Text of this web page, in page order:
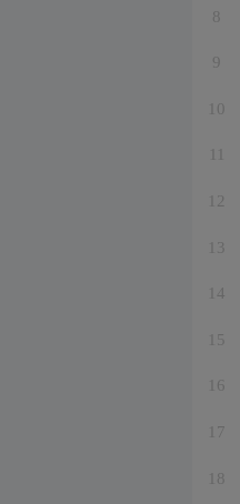
8
9
10
12
13
14
15
16
17
18